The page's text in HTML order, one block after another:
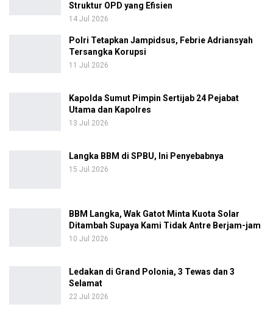
Struktur OPD yang Efisien
14 Jul 2026
Polri Tetapkan Jampidsus, Febrie Adriansyah
Tersangka Korupsi
11 Jul 2026
Kapolda Sumut Pimpin Sertijab 24 Pejabat
Utama dan Kapolres
13 Jul 2026
Langka BBM di SPBU, Ini Penyebabnya
15 Jul 2026
BBM Langka, Wak Gatot Minta Kuota Solar
Ditambah Supaya Kami Tidak Antre Berjam-jam
10 Jul 2026
Ledakan di Grand Polonia, 3 Tewas dan 3
Selamat
22 Jul 2026